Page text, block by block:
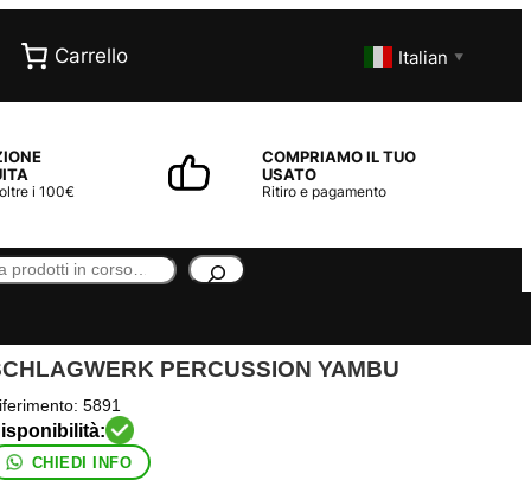
Carrello Italian ▼
i 100€
COMPRIAMO IL TUO
USATO
Ritiro e pagamento
PERCUSSION YAMBU
5891
CHIEDI INFO